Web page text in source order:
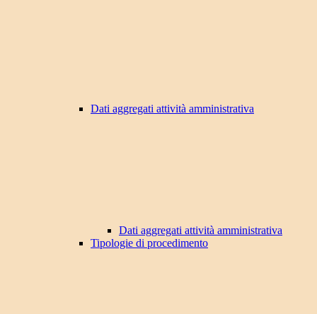
Dati aggregati attività amministrativa
Dati aggregati attività amministrativa
Tipologie di procedimento